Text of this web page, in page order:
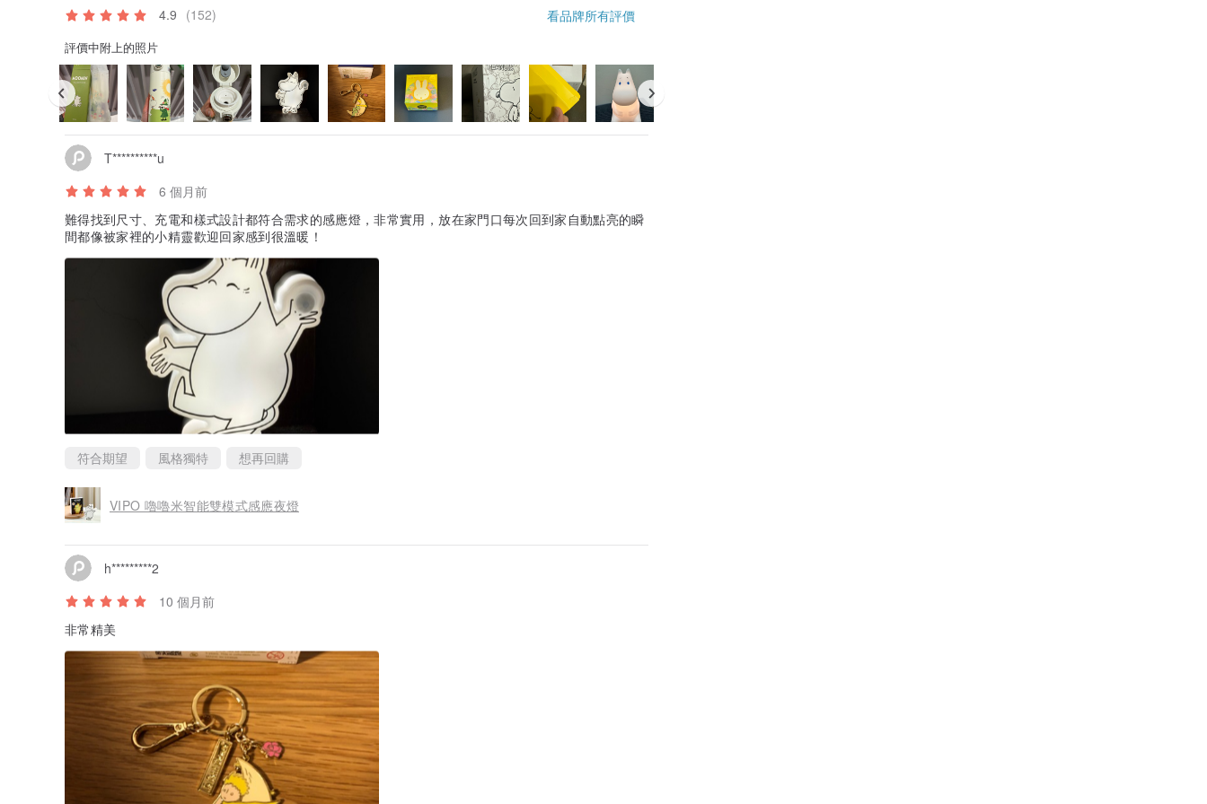
4.9 (152) 看品牌所有評價
評價中附上的照片
T**********u
6 個月前
難得找到尺寸、充電和樣式設計都符合需求的感應燈，非常實用，放在家門口每次回到家自動點亮的瞬
間都像被家裡的小精靈歡迎回家感到很溫暖！
符合期望 風格獨特 想再回購
VIPO 嚕嚕米智能雙模式感應夜燈
h*********2
10 個月前
非常精美